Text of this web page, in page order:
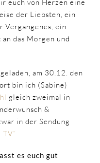
euch von Herzen eine
der Liebsten, ein
Vergangenes, ein
das Morgen und
am 30.12. den
bin ich (Sabine)
gleich zweimal in
&
in der Sendung
TV“.
es euch gut